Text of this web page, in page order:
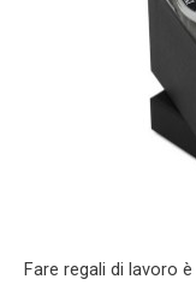
Fare regali di lavoro